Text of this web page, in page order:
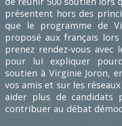
présentent hors des
que le programme de
proposé aux français
prenez rendez-vous
pour lui expliquer
soutien à Virginie Joron,
vos amis et sur les
aider plus de candidats
contribuer au débat